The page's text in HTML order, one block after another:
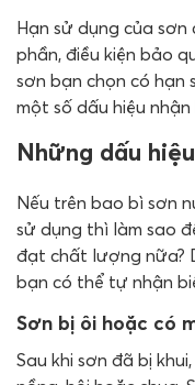
Hạn sử dụng của
phần, điều kiện bảo
sơn bạn chọn có hạn
một số dấu hiệu
Những dấu
Nếu trên bao bì sơn
sử dụng thì làm sao
đạt chất lượng nữa?
bạn có thể tự nhận
Sơn bị ôi hoặc có
Sau khi sơn đã bị